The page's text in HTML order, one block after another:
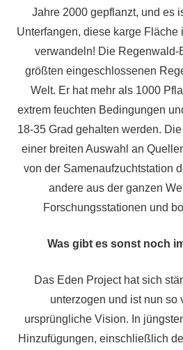
Jahre 2000 gepflanzt, und es
Unterfangen, diese karge
verwandeln! Die Regenwald-
größten eingeschlossenen
Welt. Er hat mehr als 1000
extrem feuchten Bedingungen
18-35 Grad gehalten werden.
einer breiten Auswahl an
von der Samenaufzuchtstation
andere aus der ganzen
Forschungsstationen und
Was gibt es sonst noch
Das Eden Project hat sich
unterzogen und ist nun so
ursprüngliche Vision. In
Hinzufügungen, einschließlich